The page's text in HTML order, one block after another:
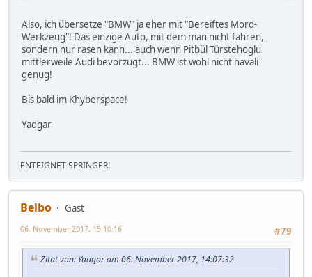
Also, ich übersetze "BMW" ja eher mit "Bereiftes Mord-
Werkzeug"! Das einzige Auto, mit dem man nicht fahren,
sondern nur rasen kann... auch wenn Pitbül Türstehoglu
mittlerweile Audi bevorzugt... BMW ist wohl nicht havali
genug!
Bis bald im Khyberspace!
Yadgar
ENTEIGNET SPRINGER!
Belbo
Gast
#79
06. November 2017, 15:10:16
Zitat von: Yadgar am 06. November 2017, 14:07:32